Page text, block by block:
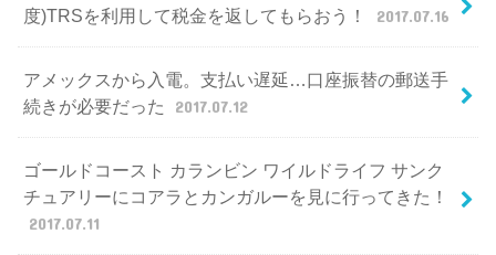
度)TRSを利用して税金を返してもらおう！
2017.07.16
アメックスから入電。支払い遅延…口座振替の郵送手
続きが必要だった
2017.07.12
ゴールドコースト カランビン ワイルドライフ サンク
チュアリーにコアラとカンガルーを見に行ってきた！
2017.07.11